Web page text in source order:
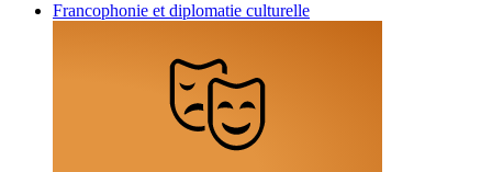
Francophonie et diplomatie culturelle